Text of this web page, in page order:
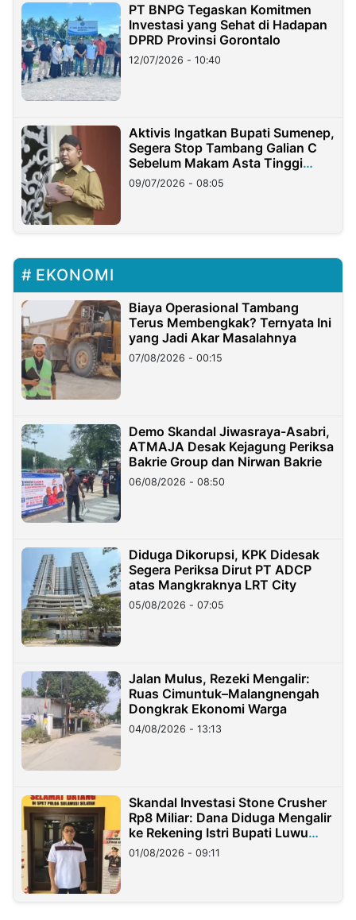
PT BNPG Tegaskan Komitmen
Investasi yang Sehat di Hadapan
DPRD Provinsi Gorontalo
12/07/2026 - 10:40
Aktivis Ingatkan Bupati Sumenep,
Segera Stop Tambang Galian C
Sebelum Makam Asta Tinggi
Longsor
09/07/2026 - 08:05
EKONOMI
Biaya Operasional Tambang
Terus Membengkak? Ternyata Ini
yang Jadi Akar Masalahnya
07/08/2026 - 00:15
Demo Skandal Jiwasraya-Asabri,
ATMAJA Desak Kejagung Periksa
Bakrie Group dan Nirwan Bakrie
06/08/2026 - 08:50
Diduga Dikorupsi, KPK Didesak
Segera Periksa Dirut PT ADCP
atas Mangkraknya LRT City
05/08/2026 - 07:05
Jalan Mulus, Rezeki Mengalir:
Ruas Cimuntuk–Malangnengah
Dongkrak Ekonomi Warga
04/08/2026 - 13:13
Skandal Investasi Stone Crusher
Rp8 Miliar: Dana Diduga Mengalir
ke Rekening Istri Bupati Luwu
Timur
01/08/2026 - 09:11